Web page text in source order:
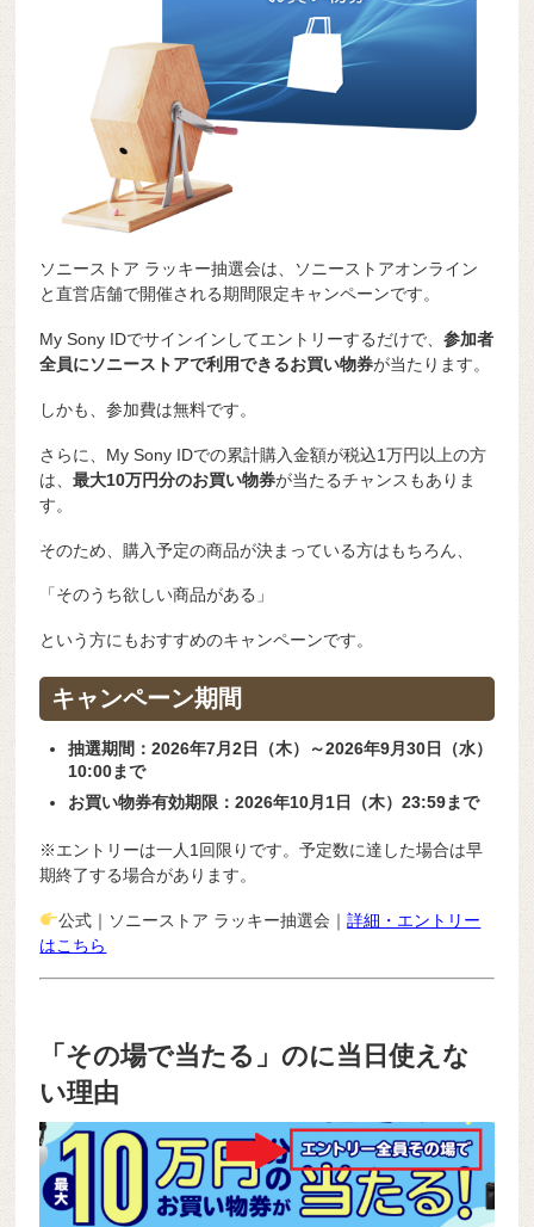
ソニーストア ラッキー抽選会は、ソニーストアオンライン
と直営店舗で開催される期間限定キャンペーンです。
My Sony IDでサインインしてエントリーするだけで、参加者
全員にソニーストアで利用できるお買い物券が当たります。
しかも、参加費は無料です。
さらに、My Sony IDでの累計購入金額が税込1万円以上の方
は、最大10万円分のお買い物券が当たるチャンスもありま
す。
そのため、購入予定の商品が決まっている方はもちろん、
「そのうち欲しい商品がある」
という方にもおすすめのキャンペーンです。
キャンペーン期間
抽選期間：2026年7月2日（木）～2026年9月30日（水）
10:00まで
お買い物券有効期限：2026年10月1日（木）23:59まで
※エントリーは一人1回限りです。予定数に達した場合は早
期終了する場合があります。
公式｜ソニーストア ラッキー抽選会｜詳細・エントリー
はこちら
「その場で当たる」のに当日使えな
い理由